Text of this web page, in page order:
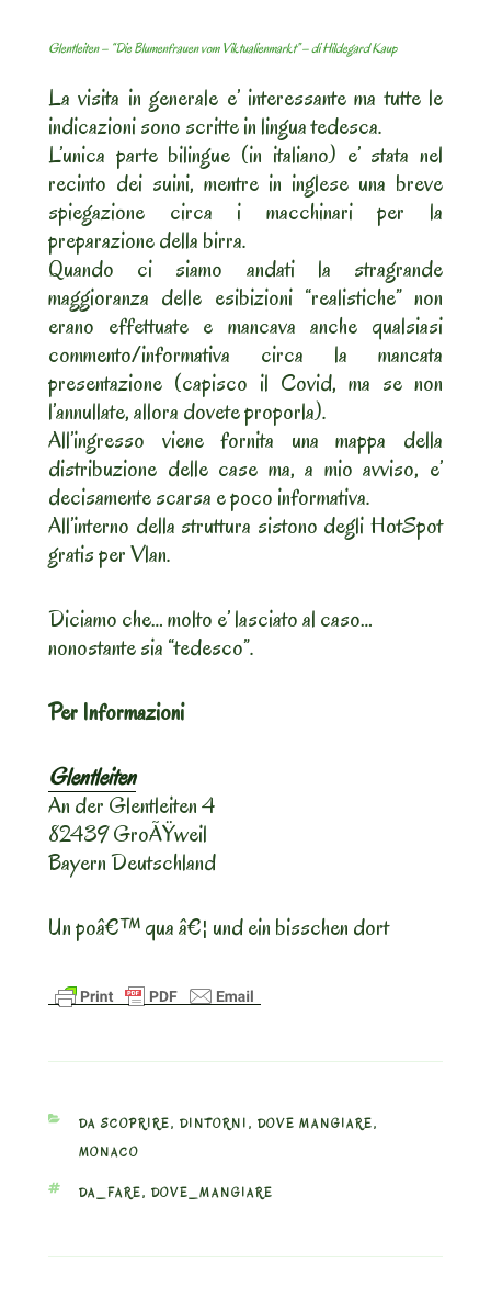
Glentleiten – “Die Blumenfrauen vom Viktualienmarkt” – di Hildegard Kaup
La visita in generale e’ interessante ma tutte le
indicazioni sono scritte in lingua tedesca.
L’unica parte bilingue (in italiano) e’ stata nel
recinto dei suini, mentre in inglese una breve
spiegazione circa i macchinari per la
preparazione della birra.
Quando ci siamo andati la stragrande
maggioranza delle esibizioni “realistiche” non
erano effettuate e mancava anche qualsiasi
commento/informativa circa la mancata
presentazione (capisco il Covid, ma se non
l’annullate, allora dovete proporla).
All’ingresso viene fornita una mappa della
distribuzione delle case ma, a mio avviso, e’
decisamente scarsa e poco informativa.
All’interno della struttura sistono degli HotSpot
gratis per Vlan.
Diciamo che… molto e’ lasciato al caso…
nonostante sia “tedesco”.
Per Informazioni
Glentleiten
An der Glentleiten 4
82439 GroÃŸweil
Bayern Deutschland
Un poâ€™ qua â€¦ und ein bisschen dort
CATEGORIES
DA SCOPRIRE, DINTORNI , DOVE MANGIARE,
MONACO
TAGS
DA_FARE, DOVE_MANGIARE